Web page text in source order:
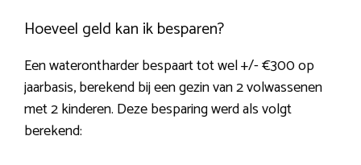
Hoeveel geld kan ik besparen?
Een waterontharder bespaart tot wel +/- €300 op
jaarbasis, berekend bij een gezin van 2 volwassenen
met 2 kinderen. Deze besparing werd als volgt
berekend: